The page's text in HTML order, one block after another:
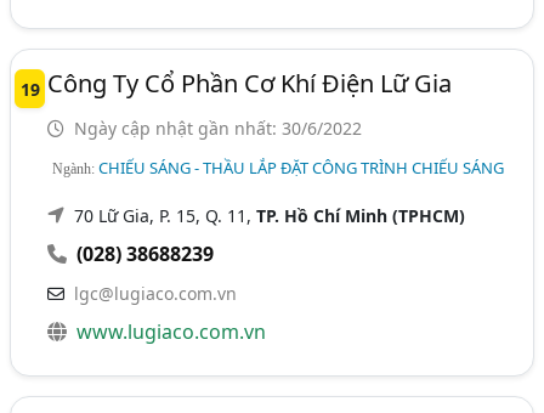
19 Công Ty Cổ Phần Cơ Khí Điện Lữ Gia
Ngày cập nhật gần nhất: 30/6/2022
Ngành:CHIẾU SÁNG - THẦU LẮP ĐẶT CÔNG TRÌNH CHIẾU SÁNG
70 Lữ Gia, P. 15, Q. 11,TP. Hồ Chí Minh (TPHCM)
(028) 38688239
lgc@lugiaco.com.vn
www.lugiaco.com.vn